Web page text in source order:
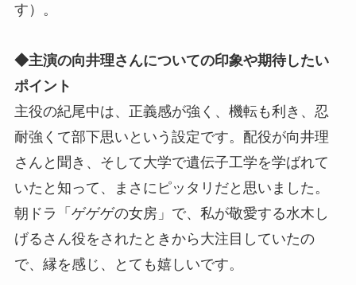
す）。
◆主演の向井理さんについての印象や期待したい
ポイント
主役の紀尾中は、正義感が強く、機転も利き、忍
耐強くて部下思いという設定です。配役が向井理
さんと聞き、そして大学で遺伝子工学を学ばれて
いたと知って、まさにピッタリだと思いました。
朝ドラ「ゲゲゲの女房」で、私が敬愛する水木し
げるさん役をされたときから大注目していたの
で、縁を感じ、とても嬉しいです。